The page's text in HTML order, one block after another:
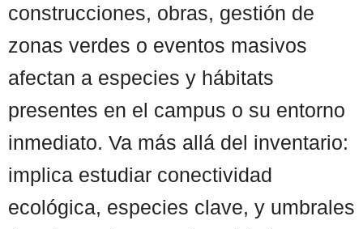
construcciones, obras, gestión de
zonas verdes o eventos masivos
afectan a especies y hábitats
presentes en el campus o su entorno
inmediato. Va más allá del inventario:
implica estudiar conectividad
ecológica, especies clave, y umbrales